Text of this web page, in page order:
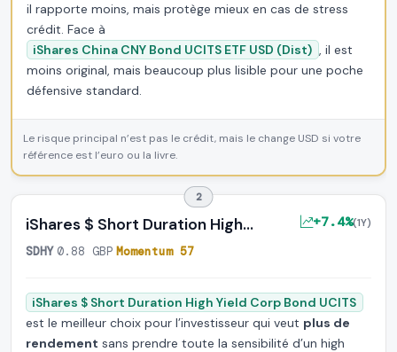
2
iShares $ Short Duration High… +7.4%(1Y)
SDHY 0.88 GBP Momentum 57
iShares $ Short Duration High Yield Corp Bond UCITS
est le meilleur choix pour l’investisseur qui veut plus de
rendement sans prendre toute la sensibilité d’un high
il rapporte moins, mais protège mieux en cas de stress
crédit. Face à
iShares China CNY Bond UCITS ETF USD (Dist) , il est
moins original, mais beaucoup plus lisible pour une poche
défensive standard.
Le risque principal n’est pas le crédit, mais le change USD si votre
référence est l’euro ou la livre.